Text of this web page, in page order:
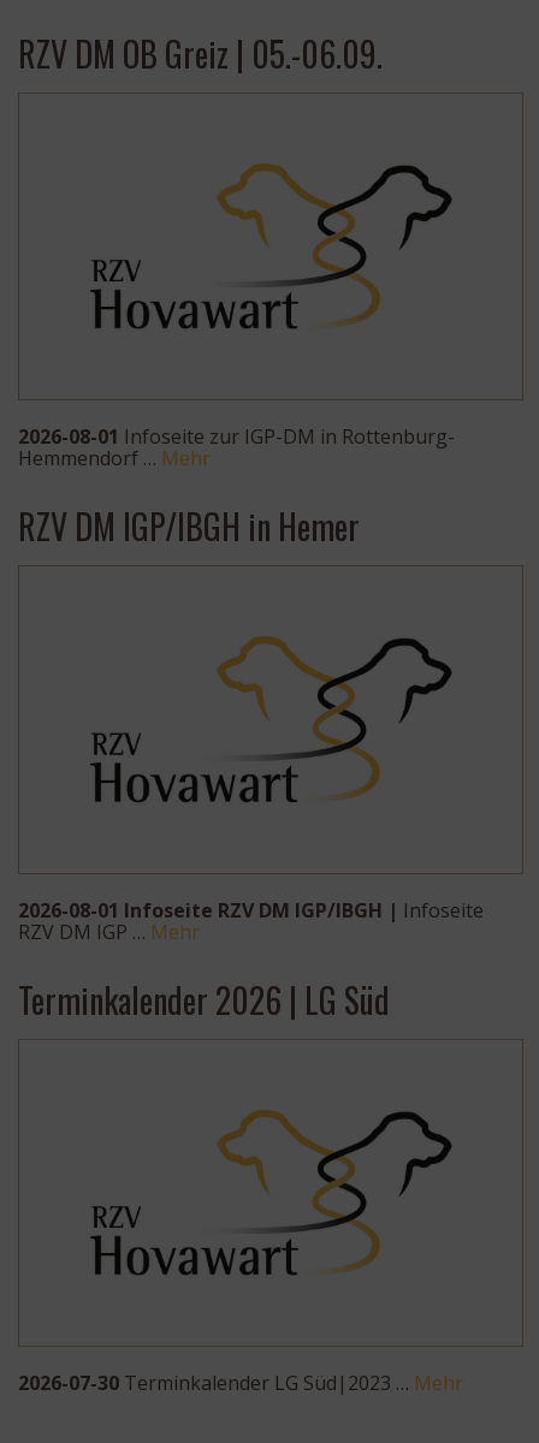
RZV DM OB Greiz | 05.-06.09.
2026-08-01 Infoseite zur IGP-DM in Rottenburg-
Hemmendorf … Mehr
RZV DM IGP/IBGH in Hemer
2026-08-01 Infoseite RZV DM IGP/IBGH | Infoseite
RZV DM IGP … Mehr
Terminkalender 2026 | LG Süd
2026-07-30 Terminkalender LG Süd|2023 … Mehr